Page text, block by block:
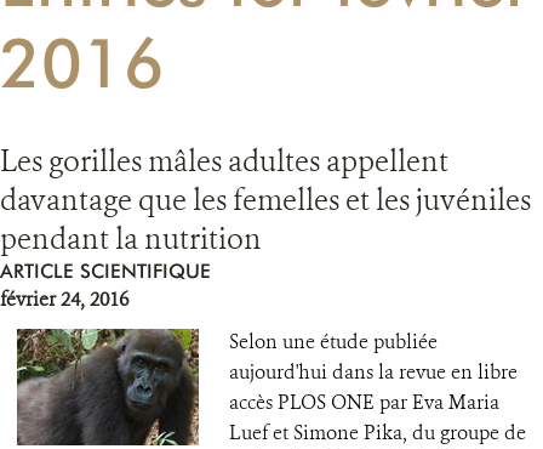
2016
Les gorilles mâles adultes appellent
davantage que les femelles et les juvéniles
pendant la nutrition
ARTICLE SCIENTIFIQUE
février 24, 2016
Selon une étude publiée
aujourd'hui dans la revue en libre
accès PLOS ONE par Eva Maria
Luef et Simone Pika, du groupe de